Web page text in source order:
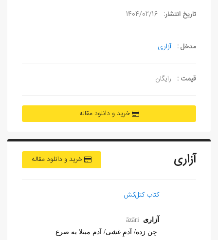
تاریخ انتشار: 1404/02/16
مدخل : آزاری
قیمت : رایگان
خرید و دانلود مقاله
خرید و دانلود مقاله آزاری
کتاب کتل‌کش
آزاریāzāri
جِن زده/ آدمِ غشی/ آدم مبتلا به صرع